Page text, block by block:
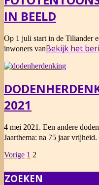
IN BEELD
2021-
06-
Op 1 juli start in de Tiliander
inwoners vanBekijk het
2021
2021-
05-
4 mei 2021. Een andere
Jaarthema: na 75 jaar
BERICHTEN
PAGINERING
Vorige 1 2
ZOEKEN